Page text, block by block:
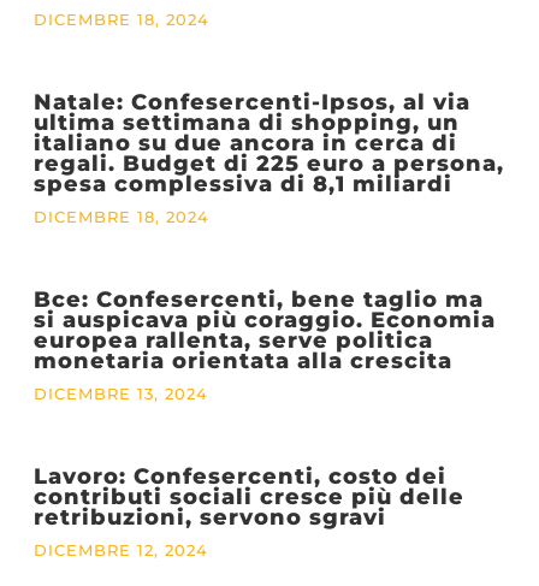
DICEMBRE 18, 2024
Natale: Confesercenti-Ipsos, al via
ultima settimana di shopping, un
italiano su due ancora in cerca di
regali. Budget di 225 euro a persona,
spesa complessiva di 8,1 miliardi
DICEMBRE 18, 2024
Bce: Confesercenti, bene taglio ma
si auspicava più coraggio. Economia
europea rallenta, serve politica
monetaria orientata alla crescita
DICEMBRE 13, 2024
Lavoro: Confesercenti, costo dei
contributi sociali cresce più delle
retribuzioni, servono sgravi
DICEMBRE 12, 2024